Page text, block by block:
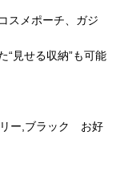
スメポーチ、ガジ
“見せる収納”も可能
ー,ブラック お好